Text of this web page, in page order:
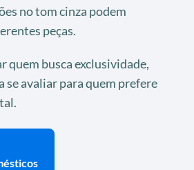
no tom cinza podem
peças.
quem busca exclusividade,
se avaliar para quem prefere